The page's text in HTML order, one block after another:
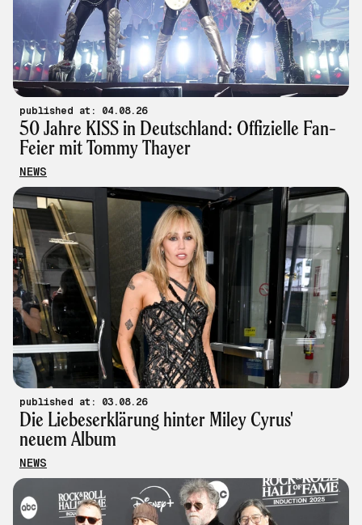
published at: 04.08.26
50 Jahre KISS in Deutschland: Offizielle Fan-
Feier mit Tommy Thayer
NEWS
published at: 03.08.26
Die Liebeserklärung hinter Miley Cyrus'
neuem Album
NEWS